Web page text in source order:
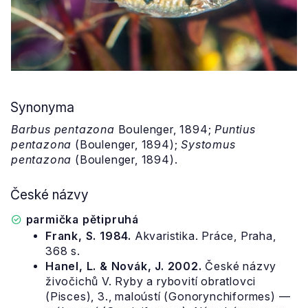
Synonyma
Barbus pentazona Boulenger, 1894;Puntius
pentazona (Boulenger, 1894);Systomus
pentazona (Boulenger, 1894).
České názvy
parmička pětipruhá
Frank, S. 1984. Akvaristika. Práce, Praha,
368 s.
Hanel, L. & Novák, J. 2002. České názvy
živočichů V. Ryby a rybovití obratlovci
(Pisces), 3., maloústí (Gonorynchiformes) —